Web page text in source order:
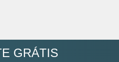
GRÁTIS